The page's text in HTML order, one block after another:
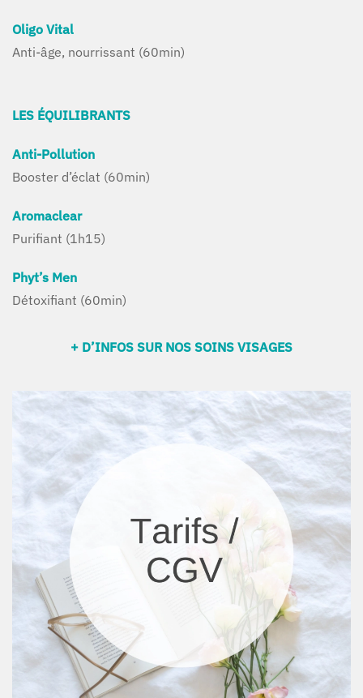
Oligo Vital
Anti-âge, nourrissant (60min)
LES ÉQUILIBRANTS
Anti-Pollution
Booster d’éclat (60min)
Aromaclear
Purifiant (1h15)
Phyt’s Men
Détoxifiant (60min)
+ D’INFOS SUR NOS SOINS VISAGES